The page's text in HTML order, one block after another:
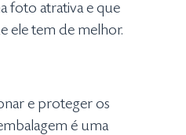
foto atrativa e que
ele tem de melhor.
e proteger os
é uma